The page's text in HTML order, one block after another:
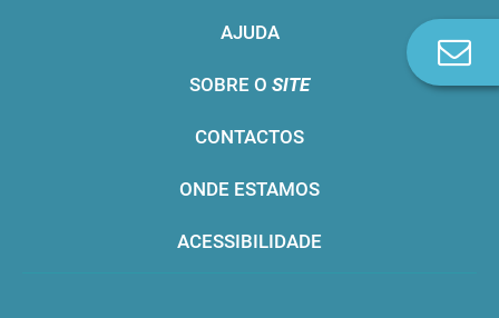
AJUDA
SOBRE O SITE
CONTACTOS
ONDE ESTAMOS
ACESSIBILIDADE